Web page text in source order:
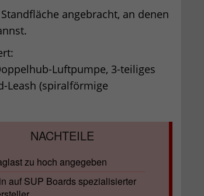
angebracht, an denen
Luftpumpe, 3-teiliges
Leash (spiralförmige
zu hoch angegeben
auf SUP Boards spezialisierter